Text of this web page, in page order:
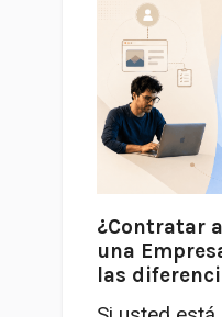
¿Contratar
una
las